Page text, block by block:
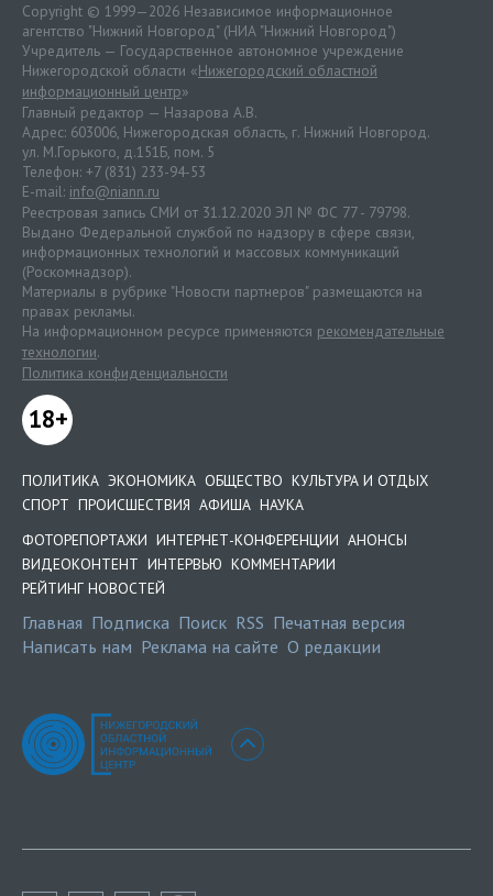
Copyright © 1999—2026 Независимое информационное
агентство "Нижний Новгород" (НИА "Нижний Новгород")
Учредитель — Государственное автономное учреждение
Нижегородской области «Нижегородский областной
информационный центр»
Главный редактор — Назарова А.В.
Адрес: 603006, Нижегородская область, г. Нижний Новгород.
ул. М.Горького, д.151Б, пом. 5
Телефон: +7 (831) 233-94-53
E-mail: info@niann.ru
Реестровая запись СМИ от 31.12.2020 ЭЛ № ФС 77 - 79798.
Выдано Федеральной службой по надзору в сфере связи,
информационных технологий и массовых коммуникаций
(Роскомнадзор).
Материалы в рубрике "Новости партнеров" размещаются на
правах рекламы.
На информационном ресурсе применяются рекомендательные
технологии.
Политика конфиденциальности
18+
ПОЛИТИКА ЭКОНОМИКА ОБЩЕСТВО КУЛЬТУРА И ОТДЫХ
СПОРТ ПРОИСШЕСТВИЯ АФИША НАУКА
ФОТОРЕПОРТАЖИ ИНТЕРНЕТ-КОНФЕРЕНЦИИ АНОНСЫ
ВИДЕОКОНТЕНТ ИНТЕРВЬЮ КОММЕНТАРИИ
РЕЙТИНГ НОВОСТЕЙ
Главная Подписка Поиск RSS Печатная версия
Написать нам Реклама на сайте О редакции